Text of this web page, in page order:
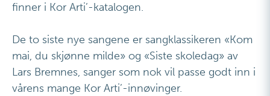
finner i Kor Arti’-katalogen.
De to siste nye sangene er sangklassikeren «Kom
mai, du skjønne milde» og «Siste skoledag» av
Lars Bremnes, sanger som nok vil passe godt inn i
vårens mange Kor Arti’-innøvinger.